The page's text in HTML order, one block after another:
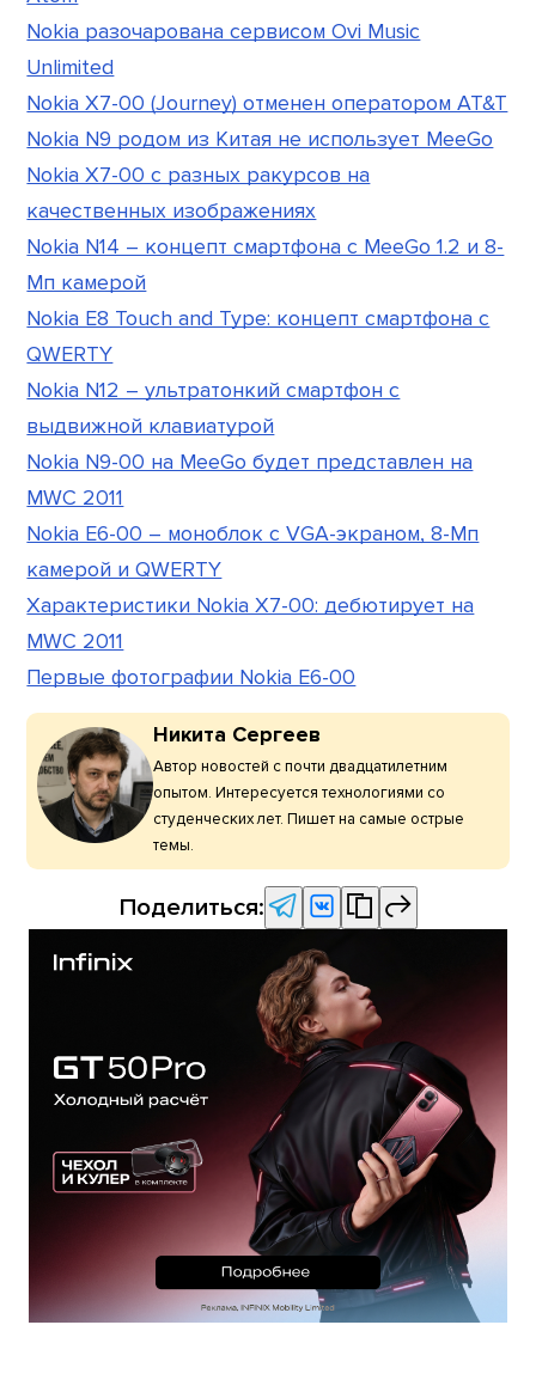
Nokia разочарована сервисом Ovi Music
Unlimited
Nokia X7-00 (Journey) отменен оператором AT&T
Nokia N9 родом из Китая не использует MeeGo
Nokia X7-00 с разных ракурсов на
качественных изображениях
Nokia N14 – концепт смартфона с MeeGo 1.2 и 8-
Мп камерой
Nokia E8 Touch and Type: концепт смартфона с
QWERTY
Nokia N12 – ультратонкий смартфон с
выдвижной клавиатурой
Nokia N9-00 на MeeGo будет представлен на
MWC 2011
Nokia E6-00 – моноблок с VGA-экраном, 8-Мп
камерой и QWERTY
Характеристики Nokia X7-00: дебютирует на
MWC 2011
Первые фотографии Nokia E6-00
Никита Сергеев
Автор новостей с почти двадцатилетним
опытом. Интересуется технологиями со
студенческих лет. Пишет на самые острые
темы.
Поделиться: